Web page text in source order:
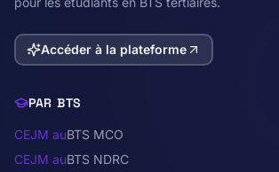
Accéder à la plateforme
PAR BTS
CEJM auBTS MCO
CEJM auBTS NDRC